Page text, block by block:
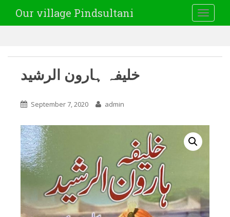
Our village Pindsultani
خلیفہ ہارون الرشید
September 7, 2020 admin